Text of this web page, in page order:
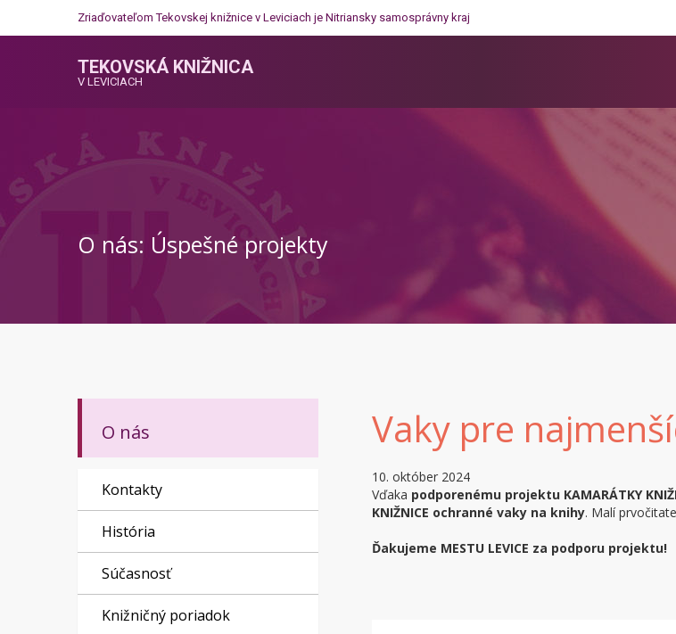
Zriaďovateľom Tekovskej knižnice v Leviciach je Nitriansky samosprávny kraj
TEKOVSKÁ KNIŽNICA
V LEVICIACH
O nás: Úspešné projekty
O nás
Kontakty
História
Súčasnosť
Knižničný poriadok
Vaky pre
10. október 2024
Vďaka podporenému projektu KAMARÁTKY
KNIŽNICE ochranné vaky na knihy. Malí
Ďakujeme MESTU LEVICE za podporu projektu!